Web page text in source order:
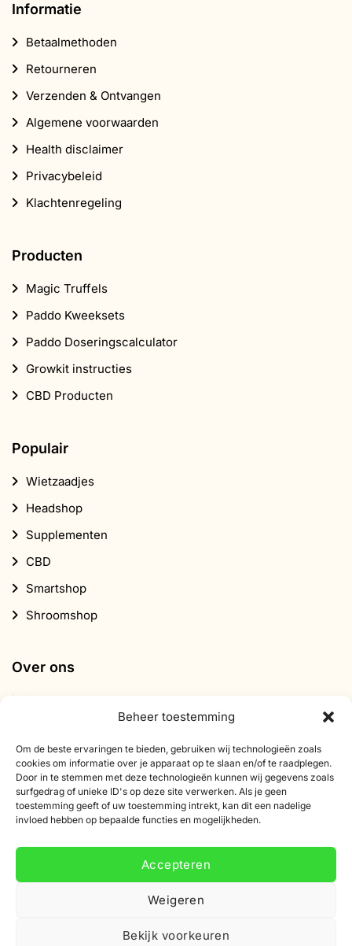
Beheer toestemming
Om de beste ervaringen te bieden, gebruiken wij technologieën zoals
cookies om informatie over je apparaat op te slaan en/of te raadplegen.
Door in te stemmen met deze technologieën kunnen wij gegevens zoals
surfgedrag of unieke ID's op deze site verwerken. Als je geen
toestemming geeft of uw toestemming intrekt, kan dit een nadelige
invloed hebben op bepaalde functies en mogelijkheden.
Accepteren
Weigeren
Bekijk voorkeuren
Informatie
Betaalmethoden
Retourneren
Verzenden & Ontvangen
Algemene voorwaarden
Health disclaimer
Privacybeleid
Klachtenregeling
Producten
Magic Truffels
Paddo Kweeksets
Paddo Doseringscalculator
Growkit instructies
CBD Producten
Populair
Wietzaadjes
Headshop
Supplementen
CBD
Smartshop
Shroomshop
Over ons
Contact
Partners
Affiliate programma
Nieuwsbrief